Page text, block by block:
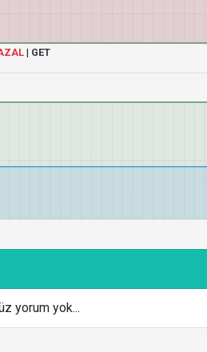
| GET
yorum yok...